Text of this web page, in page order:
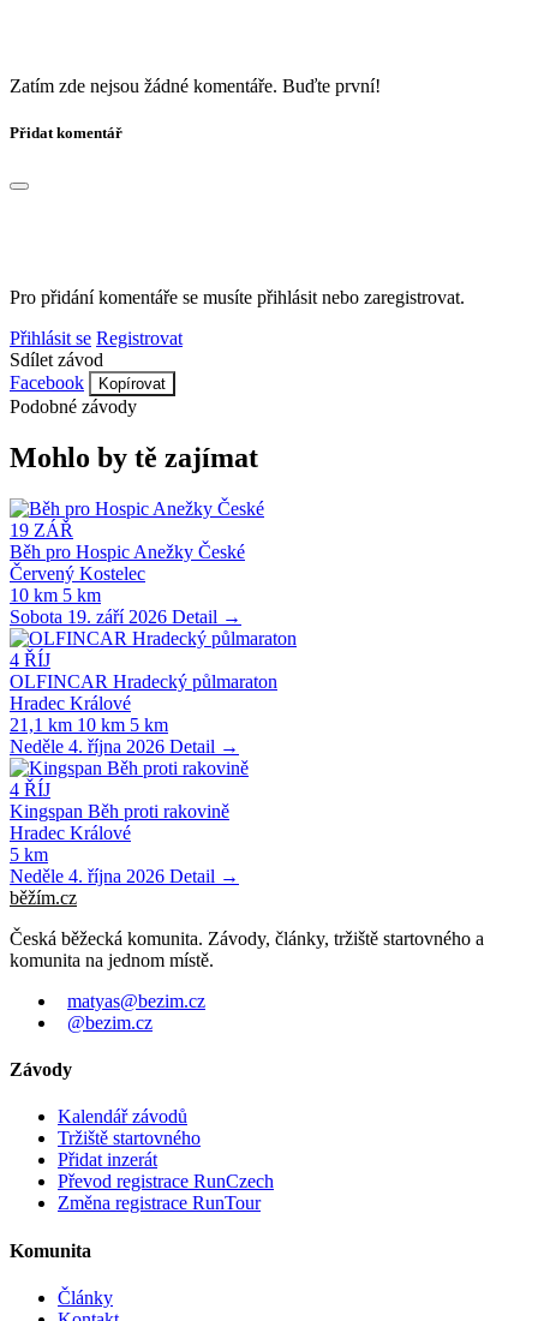
Zatím zde nejsou žádné komentáře. Buďte první!
Přidat komentář
Pro přidání komentáře se musíte přihlásit nebo zaregistrovat.
Přihlásit se Registrovat
Sdílet závod
Facebook
Kopírovat
Podobné závody
Mohlo by tě zajímat
19 ZÁŘ
Běh pro Hospic Anežky České
Červený Kostelec
10 km 5 km
Sobota 19. září 2026 Detail →
4 ŘÍJ
OLFINCAR Hradecký půlmaraton
Hradec Králové
21,1 km 10 km 5 km
Neděle 4. října 2026 Detail →
4 ŘÍJ
Kingspan Běh proti rakovině
Hradec Králové
5 km
Neděle 4. října 2026 Detail →
běžím.cz
Česká běžecká komunita. Závody, články, tržiště startovného a
komunita na jednom místě.
matyas@bezim.cz
@bezim.cz
Závody
Kalendář závodů
Tržiště startovného
Přidat inzerát
Převod registrace RunCzech
Změna registrace RunTour
Komunita
Články